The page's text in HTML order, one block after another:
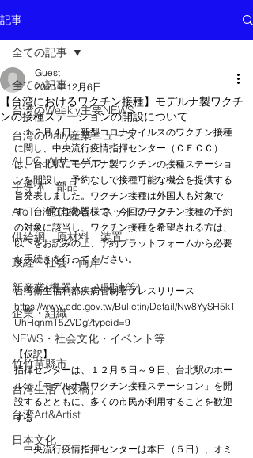
記事
全ての記事
台湾のWeekly主要NEWS
台湾のDaily産業ニュース
AI DC, AIサーバー
半導体 部品
AIoT・通信機器・ネットワーク
供給網 原材料 装置
政経・社会・両岸
新産業(機器人、AI関連等)
企業・組織
NEWS・社会文化・イベント等
竹竹苗縣市
台湾生活（投稿）
台湾Art&Artist
日本文化
全ての記事
【台湾におけるワクチン接種】モデルナ製ワクチ
ンの接種ステーションの開設について
Guest
2021年12月6日
１２月４日、新型コロナウイルスのワクチン接種
に関し、中央流行疫情指揮センター（ＣＥＣＣ）
は、台北駅にモデルナ製ワクチンの接種ステーショ
ンを開設し、予約なしで接種可能な機会を提供する
旨発表しました。ワクチン接種は外国人も対象で
す。台湾在住の皆様で、今回のワクチン接種の予約
の対象に該当し、ワクチン接種を希望される方は、
以下をお読みの上、予約プラットフォームから必要
な手続きを行ってください。
台湾衛生福利部疾病管制署プレスリリース
https://www.cdc.gov.tw/Bulletin/Detail/Nw8YySH5kT
UhHqnmT5ZVDg?typeid=9
【仮訳】
指揮センターは、１２月５日～９日、台北駅のホー
ルに「モデルナ製ワクチン接種ステーション」を開
設するとともに、多くの市民が利用することを歓迎
する
中央流行疫情指揮センターは本日（５日）、オミ